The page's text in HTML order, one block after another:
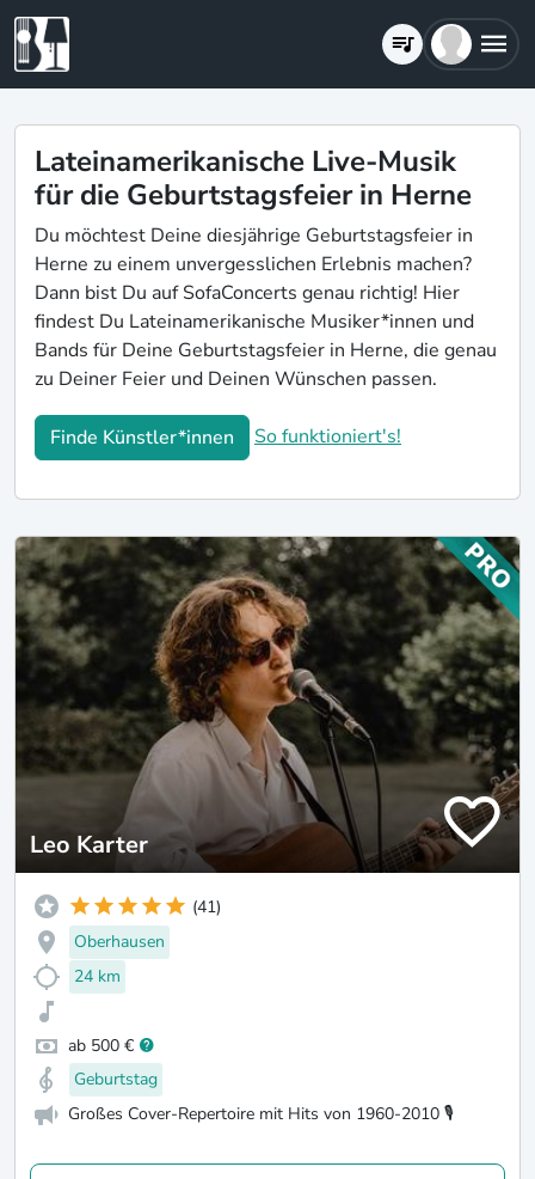
Lateinamerikanische Live-Musik
für die Geburtstagsfeier in Herne
Du möchtest Deine diesjährige Geburtstagsfeier in
Herne zu einem unvergesslichen Erlebnis machen?
Dann bist Du auf SofaConcerts genau richtig! Hier
findest Du Lateinamerikanische Musiker*innen und
Bands für Deine Geburtstagsfeier in Herne, die genau
zu Deiner Feier und Deinen Wünschen passen.
Finde Künstler*innen So funktioniert's!
Leo Karter
(41)
Oberhausen
24 km
ab 500 €
Geburtstag
Großes Cover-Repertoire mit Hits von 1960-2010 🎙️